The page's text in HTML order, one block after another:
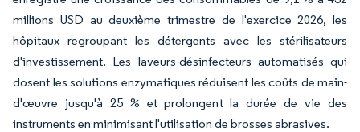
millions USD au deuxième trimestre de l'exercice 2026, les
hôpitaux regroupant les détergents avec les stérilisateurs
d'investissement. Les laveurs-désinfecteurs automatisés qui
dosent les solutions enzymatiques réduisent les coûts de main-
d'œuvre jusqu'à 25 % et prolongent la durée de vie des
instruments en minimisant l'utilisation de brosses abrasives.